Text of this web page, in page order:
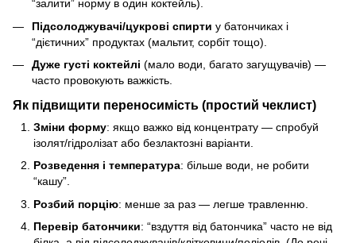
“залити” норму в один коктейль).
Підсолоджувачі/цукрові спирти у батончиках і
“дієтичних” продуктах (мальтит, сорбіт тощо).
Дуже густі коктейлі (мало води, багато загущувачів) —
часто провокують важкість.
Як підвищити переносимість (простий чеклист)
Зміни форму: якщо важко від концентрату — спробуй
ізолят/гідролізат або безлактозні варіанти.
Розведення і температура: більше води, не робити
“кашу”.
Розбий порцію: менше за раз — легше травленню.
Перевір батончики: “вздуття від батончика” часто не від